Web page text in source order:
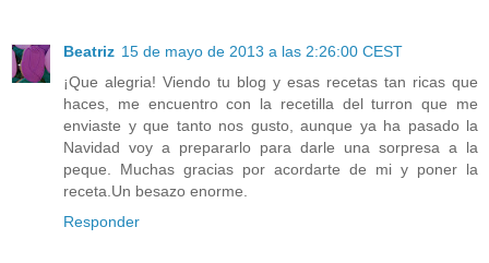
Beatriz 15 de mayo de 2013 a las 2:26:00 CEST
¡Que alegria! Viendo tu blog y esas recetas tan ricas que
haces, me encuentro con la recetilla del turron que me
enviaste y que tanto nos gusto, aunque ya ha pasado la
Navidad voy a prepararlo para darle una sorpresa a la
peque. Muchas gracias por acordarte de mi y poner la
receta.Un besazo enorme.
Responder